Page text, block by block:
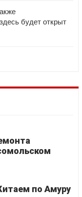
будет открыт
по Амуру